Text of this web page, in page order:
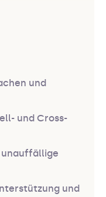
und
und Cross-
und